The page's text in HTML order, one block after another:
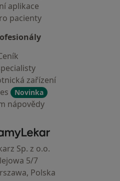
aplikace
pacienty
zařízení
Novinka
nápovědy
ZnamyLekar - Hlavní stránka
Sp. z o.o.
5/7
Polska